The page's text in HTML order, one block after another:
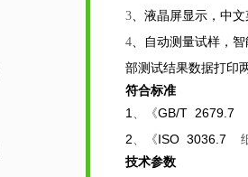
3 、液晶屏显示，中
4 、自动测量试样，
部测试结果数据打印
符合标准
1 、《GB/T 2679.7
2、《ISO 3036.7
技术参数